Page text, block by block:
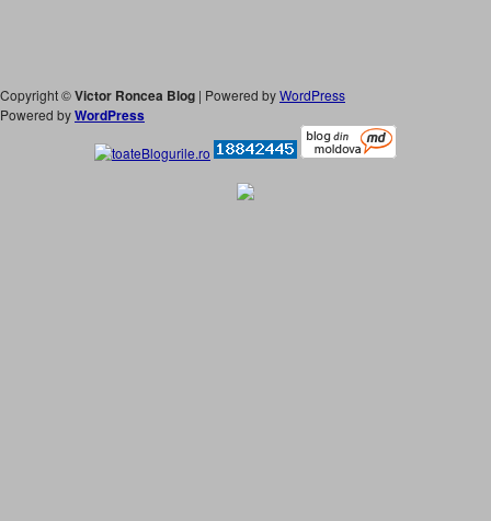
Copyright ©Victor Roncea Blog | Powered byWordPress
Powered byWordPress